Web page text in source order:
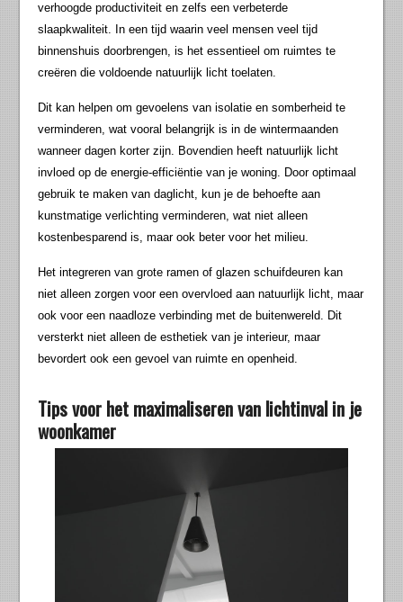
verhoogde productiviteit en zelfs een verbeterde
slaapkwaliteit. In een tijd waarin veel mensen veel tijd
binnenshuis doorbrengen, is het essentieel om ruimtes te
creëren die voldoende natuurlijk licht toelaten.
Dit kan helpen om gevoelens van isolatie en somberheid te
verminderen, wat vooral belangrijk is in de wintermaanden
wanneer dagen korter zijn. Bovendien heeft natuurlijk licht
invloed op de energie-efficiëntie van je woning. Door optimaal
gebruik te maken van daglicht, kun je de behoefte aan
kunstmatige verlichting verminderen, wat niet alleen
kostenbesparend is, maar ook beter voor het milieu.
Het integreren van grote ramen of glazen schuifdeuren kan
niet alleen zorgen voor een overvloed aan natuurlijk licht, maar
ook voor een naadloze verbinding met de buitenwereld. Dit
versterkt niet alleen de esthetiek van je interieur, maar
bevordert ook een gevoel van ruimte en openheid.
Tips voor het maximaliseren van lichtinval in je
woonkamer